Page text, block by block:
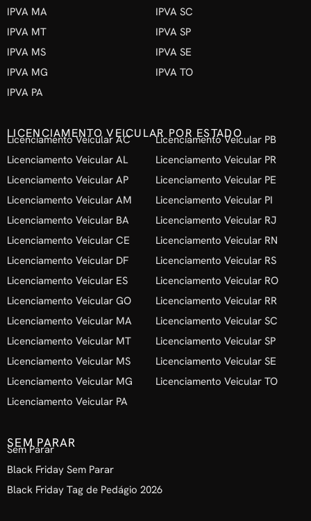
IPVA MA
IPVA MT
IPVA MS
IPVA MG
IPVA PA
IPVA SC
IPVA SP
IPVA SE
IPVA TO
LICENCIAMENTO VEICULAR POR ESTADO
Licenciamento Veicular AC
Licenciamento Veicular AL
Licenciamento Veicular AP
Licenciamento Veicular AM
Licenciamento Veicular BA
Licenciamento Veicular CE
Licenciamento Veicular DF
Licenciamento Veicular ES
Licenciamento Veicular GO
Licenciamento Veicular MA
Licenciamento Veicular MT
Licenciamento Veicular MS
Licenciamento Veicular MG
Licenciamento Veicular PA
Licenciamento Veicular PB
Licenciamento Veicular PR
Licenciamento Veicular PE
Licenciamento Veicular PI
Licenciamento Veicular RJ
Licenciamento Veicular RN
Licenciamento Veicular RS
Licenciamento Veicular RO
Licenciamento Veicular RR
Licenciamento Veicular SC
Licenciamento Veicular SP
Licenciamento Veicular SE
Licenciamento Veicular TO
SEM PARAR
Sem Parar
Black Friday Sem Parar
Black Friday Tag de Pedágio 2026